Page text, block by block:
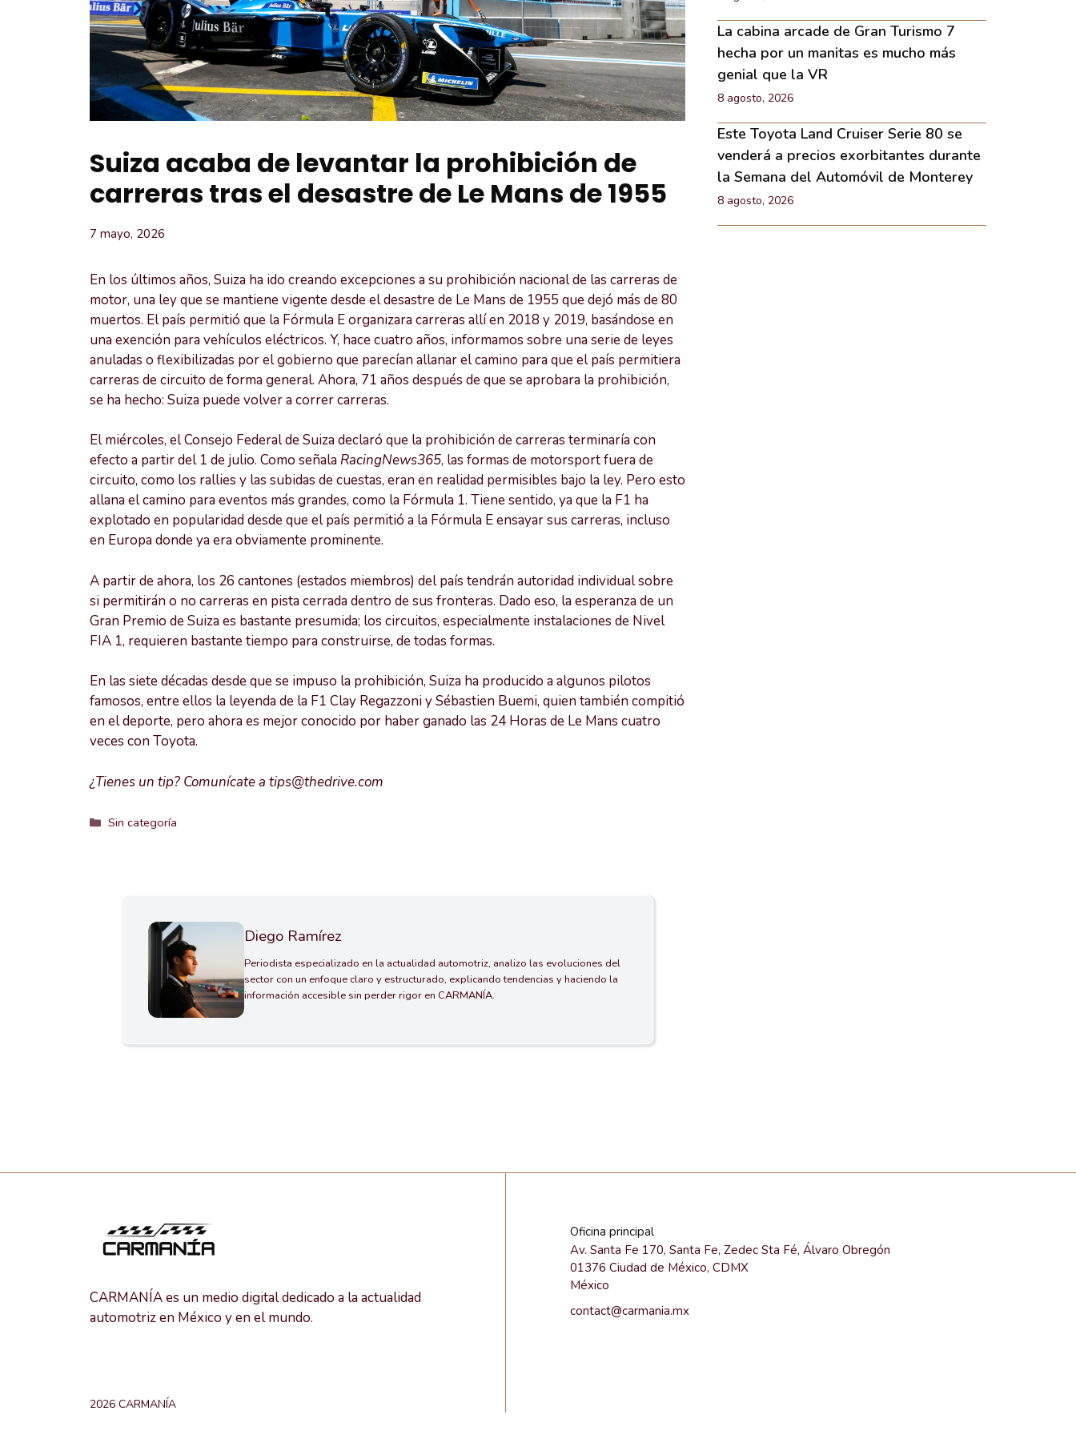
Suiza acaba de levantar la prohibición de
carreras tras el desastre de Le Mans de 1955
7 mayo, 2026
En los últimos años, Suiza ha ido creando excepciones a su prohibición nacional de las carreras de
motor, una ley que se mantiene vigente desde el desastre de Le Mans de 1955 que dejó más de 80
muertos. El país permitió que la Fórmula E organizara carreras allí en 2018 y 2019, basándose en
una exención para vehículos eléctricos. Y, hace cuatro años, informamos sobre una serie de leyes
anuladas o flexibilizadas por el gobierno que parecían allanar el camino para que el país permitiera
carreras de circuito de forma general. Ahora, 71 años después de que se aprobara la prohibición,
se ha hecho: Suiza puede volver a correr carreras.
El miércoles, el Consejo Federal de Suiza declaró que la prohibición de carreras terminaría con
efecto a partir del 1 de julio. Como señala RacingNews365, las formas de motorsport fuera de
circuito, como los rallies y las subidas de cuestas, eran en realidad permisibles bajo la ley. Pero esto
allana el camino para eventos más grandes, como la Fórmula 1. Tiene sentido, ya que la F1 ha
explotado en popularidad desde que el país permitió a la Fórmula E ensayar sus carreras, incluso
en Europa donde ya era obviamente prominente.
A partir de ahora, los 26 cantones (estados miembros) del país tendrán autoridad individual sobre
si permitirán o no carreras en pista cerrada dentro de sus fronteras. Dado eso, la esperanza de un
Gran Premio de Suiza es bastante presumida; los circuitos, especialmente instalaciones de Nivel
FIA 1, requieren bastante tiempo para construirse, de todas formas.
En las siete décadas desde que se impuso la prohibición, Suiza ha producido a algunos pilotos
famosos, entre ellos la leyenda de la F1 Clay Regazzoni y Sébastien Buemi, quien también compitió
en el deporte, pero ahora es mejor conocido por haber ganado las 24 Horas de Le Mans cuatro
veces con Toyota.
¿Tienes un tip? Comunícate a tips@thedrive.com
Categorías
Sin categoría
Diego Ramírez
Periodista especializado en la actualidad automotriz, analizo las evoluciones del
sector con un enfoque claro y estructurado, explicando tendencias y haciendo la
información accesible sin perder rigor en CARMANÍA.
La cabina arcade de Gran Turismo 7
hecha por un manitas es mucho más
genial que la VR
8 agosto, 2026
Este Toyota Land Cruiser Serie 80 se
venderá a precios exorbitantes durante
la Semana del Automóvil de Monterey
8 agosto, 2026
CARMANÍA es un medio digital dedicado a la actualidad
automotriz en México y en el mundo.
Oficina principal
Av. Santa Fe 170, Santa Fe, Zedec Sta Fé, Álvaro Obregón
01376 Ciudad de México, CDMX
México
contact@carmania.mx
2026 CARMANÍA